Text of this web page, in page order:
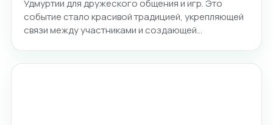
Удмуртии для дружеского общения и игр. Это
событие стало красивой традицией, укрепляющей
связи между участниками и создающей…